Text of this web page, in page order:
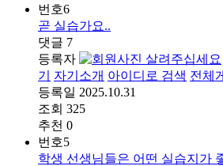
번호6
곧 실습가요..
댓글 7
등록자
살려주십세요
기
자기소개 아이디로 검색 전체
등록일 2025.10.31
조회 325
추천 0
번호5
학생 선생님들은 어떤 실습지가